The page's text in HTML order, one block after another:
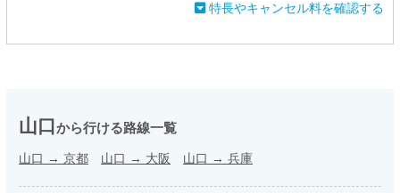
特長やキャンセル料を確認する
山口から行ける路線一覧
山口 → 京都 山口 → 大阪 山口 → 兵庫